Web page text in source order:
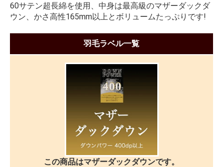
60サテン超長綿を使用、中身は最高級のマザーダックダ
ウン、かさ高性165mm以上とボリュームたっぷりです!
羽毛ラベル一覧
この商品はマザーダックダウンです。